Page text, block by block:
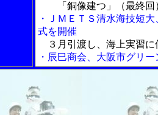
「銅像建つ」（最終回
・ＪＭＥＴＳ清水海技短
式を開催
３月引渡し、海上実習に
・辰巳商会、大阪市グリ